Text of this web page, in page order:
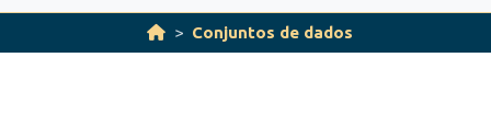
Conjuntos de dados